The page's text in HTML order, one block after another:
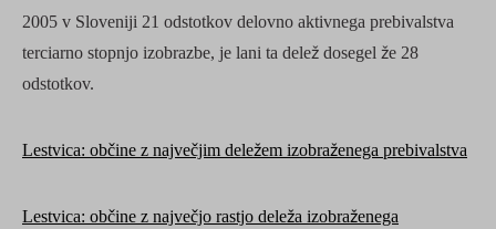
2005 v Sloveniji 21 odstotkov delovno aktivnega prebivalstva
terciarno stopnjo izobrazbe, je lani ta delež dosegel že 28
odstotkov.
Lestvica: občine z največjim deležem izobraženega prebivalstva
Lestvica: občine z največjo rastjo deleža izobraženega